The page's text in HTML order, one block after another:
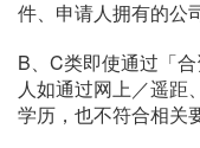
件、申请人拥有的公
B、C类即使通过「
人如通过网上／遥距
学历，也不符合相关